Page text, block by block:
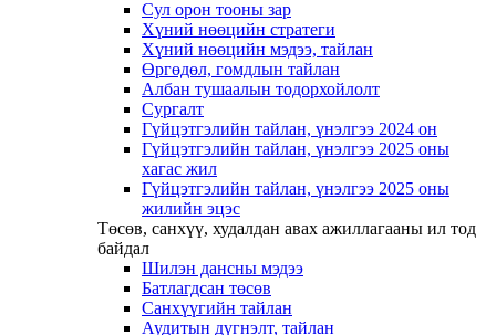
Сул орон тооны зар
Хүний нөөцийн стратеги
Хүний нөөцийн мэдээ, тайлан
Өргөдөл, гомдлын тайлан
Албан тушаалын тодорхойлолт
Сургалт
Гүйцэтгэлийн тайлан, үнэлгээ 2024 он
Гүйцэтгэлийн тайлан, үнэлгээ 2025 оны
хагас жил
Гүйцэтгэлийн тайлан, үнэлгээ 2025 оны
жилийн эцэс
Төсөв, санхүү, худалдан авах ажиллагааны ил тод
байдал
Шилэн дансны мэдээ
Батлагдсан төсөв
Санхүүгийн тайлан
Аудитын дүгнэлт, тайлан